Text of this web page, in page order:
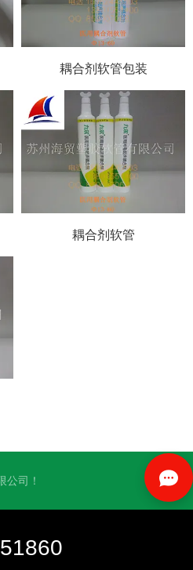
耦合剂软管包装
耦合剂软管
公司！